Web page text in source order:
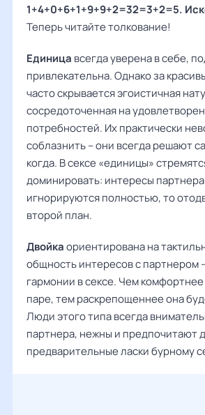
1+4+0+6+1+9+9+2=32=3+2=5.
Теперь читайте толкование!
Единица всегда уверена в себе,
привлекательна. Однако за
часто скрывается эгоистичная
сосредоточенная на
потребностей. Их практически
соблазнить – они всегда решают
когда. В сексе «единицы»
доминировать: интересы
игнорируются полностью, то
второй план.
Двойкаориентирована на
общность интересов с партнером
гармонии в сексе. Чем комфортнее
паре, тем раскрепощеннее она
Люди этого типа всегда
партнера, нежны и предпочитают
предварительные ласки бурному